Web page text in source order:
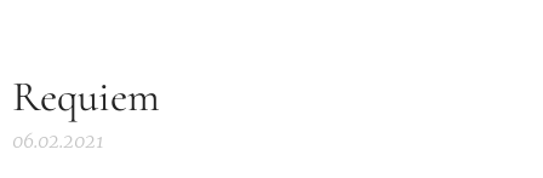
Requiem
06.02.2021